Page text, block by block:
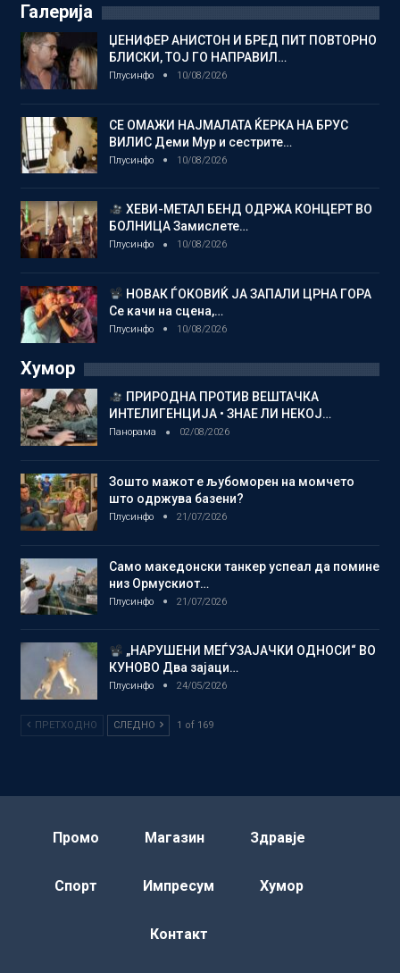
Галерија
ЏЕНИФЕР АНИСТОН И БРЕД ПИТ ПОВТОРНО
БЛИСКИ, ТОЈ ГО НАПРАВИЛ…
Плусинфо 10/08/2026
СЕ ОМАЖИ НАЈМАЛАТА ЌЕРКА НА БРУС
ВИЛИС Деми Мур и сестрите…
Плусинфо 10/08/2026
ХЕВИ-МЕТАЛ БЕНД ОДРЖА КОНЦЕРТ ВО
БОЛНИЦА Замислете…
Плусинфо 10/08/2026
НОВАК ЃОКОВИЌ ЈА ЗАПАЛИ ЦРНА ГОРА
Се качи на сцена,…
Плусинфо 10/08/2026
Хумор
ПРИРОДНА ПРОТИВ ВЕШТАЧКА
ИНТЕЛИГЕНЦИЈА • ЗНАЕ ЛИ НЕКОЈ…
Панорама 02/08/2026
Зошто мажот е љубоморен на момчето
што одржува базени?
Плусинфо 21/07/2026
Само македонски танкер успеал да помине
низ Ормускиот…
Плусинфо 21/07/2026
„НАРУШЕНИ МЕЃУЗАЈАЧКИ ОДНОСИ“ ВО
КУНОВО Два зајаци…
Плусинфо 24/05/2026
ПРЕТХОДНО СЛЕДНО 1 of 169
Промо Магазин Здравје
Спорт Импресум Хумор
Контакт